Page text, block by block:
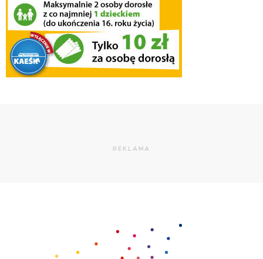
REKLAMA